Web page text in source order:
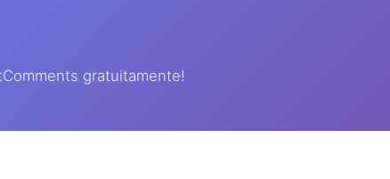
gratuitamente!